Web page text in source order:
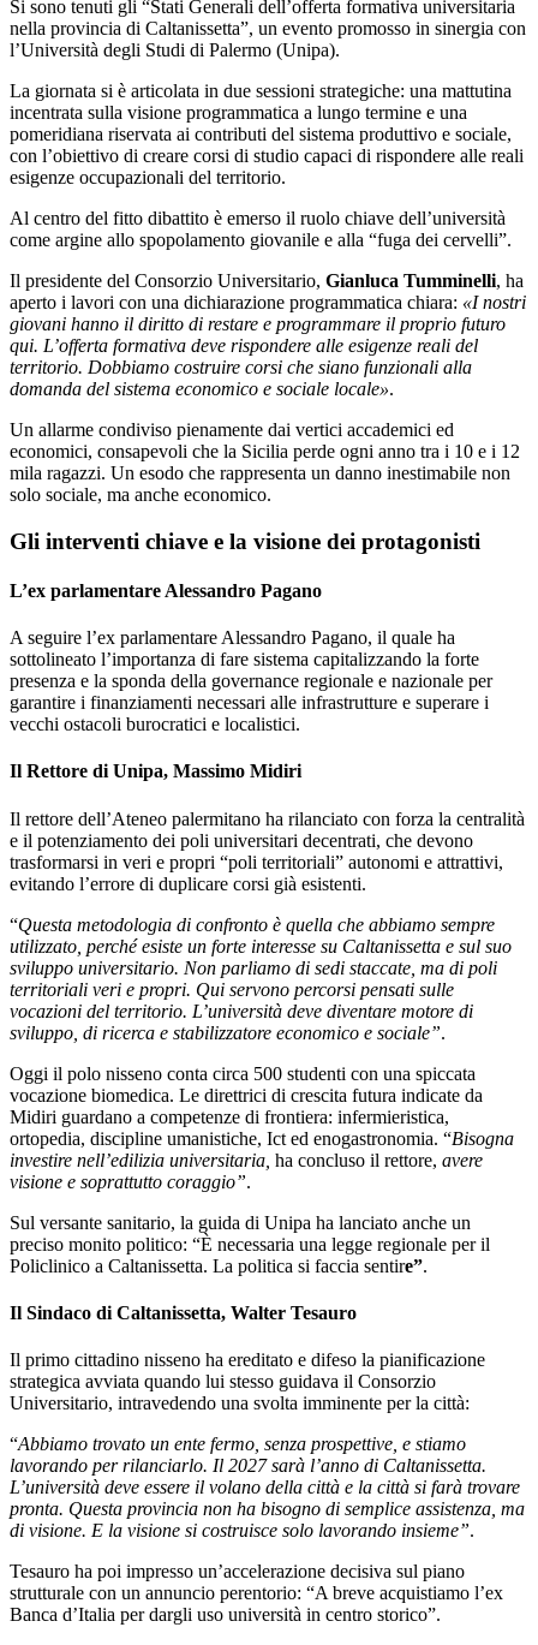
Si sono tenuti gli “Stati Generali dell’offerta formativa universitaria
nella provincia di Caltanissetta”, un evento promosso in sinergia con
l’Università degli Studi di Palermo (Unipa).
La giornata si è articolata in due sessioni strategiche: una mattutina
incentrata sulla visione programmatica a lungo termine e una
pomeridiana riservata ai contributi del sistema produttivo e sociale,
con l’obiettivo di creare corsi di studio capaci di rispondere alle reali
esigenze occupazionali del territorio.
Al centro del fitto dibattito è emerso il ruolo chiave dell’università
come argine allo spopolamento giovanile e alla “fuga dei cervelli”.
Il presidente del Consorzio Universitario, Gianluca Tumminelli, ha
aperto i lavori con una dichiarazione programmatica chiara: «I nostri
giovani hanno il diritto di restare e programmare il proprio futuro
qui. L’offerta formativa deve rispondere alle esigenze reali del
territorio. Dobbiamo costruire corsi che siano funzionali alla
domanda del sistema economico e sociale locale».
Un allarme condiviso pienamente dai vertici accademici ed
economici, consapevoli che la Sicilia perde ogni anno tra i 10 e i 12
mila ragazzi. Un esodo che rappresenta un danno inestimabile non
solo sociale, ma anche economico.
Gli interventi chiave e la visione dei protagonisti
L’ex parlamentare Alessandro Pagano
A seguire l’ex parlamentare Alessandro Pagano, il quale ha
sottolineato l’importanza di fare sistema capitalizzando la forte
presenza e la sponda della governance regionale e nazionale per
garantire i finanziamenti necessari alle infrastrutture e superare i
vecchi ostacoli burocratici e localistici.
Il Rettore di Unipa, Massimo Midiri
Il rettore dell’Ateneo palermitano ha rilanciato con forza la centralità
e il potenziamento dei poli universitari decentrati, che devono
trasformarsi in veri e propri “poli territoriali” autonomi e attrattivi,
evitando l’errore di duplicare corsi già esistenti.
“Questa metodologia di confronto è quella che abbiamo sempre
utilizzato, perché esiste un forte interesse su Caltanissetta e sul suo
sviluppo universitario. Non parliamo di sedi staccate, ma di poli
territoriali veri e propri. Qui servono percorsi pensati sulle
vocazioni del territorio. L’università deve diventare motore di
sviluppo, di ricerca e stabilizzatore economico e sociale”.
Oggi il polo nisseno conta circa 500 studenti con una spiccata
vocazione biomedica. Le direttrici di crescita futura indicate da
Midiri guardano a competenze di frontiera: infermieristica,
ortopedia, discipline umanistiche, Ict ed enogastronomia. “Bisogna
investire nell’edilizia universitaria, ha concluso il rettore, avere
visione e soprattutto coraggio”.
Sul versante sanitario, la guida di Unipa ha lanciato anche un
preciso monito politico: “È necessaria una legge regionale per il
Policlinico a Caltanissetta. La politica si faccia sentire”.
Il Sindaco di Caltanissetta, Walter Tesauro
Il primo cittadino nisseno ha ereditato e difeso la pianificazione
strategica avviata quando lui stesso guidava il Consorzio
Universitario, intravedendo una svolta imminente per la città:
“Abbiamo trovato un ente fermo, senza prospettive, e stiamo
lavorando per rilanciarlo. Il 2027 sarà l’anno di Caltanissetta.
L’università deve essere il volano della città e la città si farà trovare
pronta. Questa provincia non ha bisogno di semplice assistenza, ma
di visione. E la visione si costruisce solo lavorando insieme”.
Tesauro ha poi impresso un’accelerazione decisiva sul piano
strutturale con un annuncio perentorio: “A breve acquistiamo l’ex
Banca d’Italia per dargli uso università in centro storico”.